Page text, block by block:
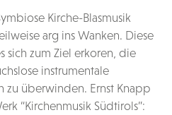
Kirche-Blasmusik
arg ins Wanken. Diese
sich zum Ziel erkoren, die
instrumentale
zu überwinden. Ernst Knapp
“Kirchenmusik Südtirols”: